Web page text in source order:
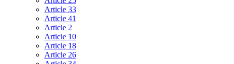
Article 33
Article 41
Article 2
Article 10
Article 18
Article 26